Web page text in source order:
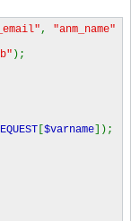
, "anm_name"
);
[$varname]);